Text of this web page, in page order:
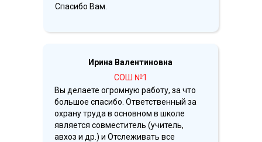
Вы делаете огромную работу, за что
большое спасибо. Ответственный за
охрану труда в основном в школе
является совместитель (учитель,
авхоз и др.) и Отслеживать все
СОШ №1
Ирина Валентиновна
Спасибо Вам.